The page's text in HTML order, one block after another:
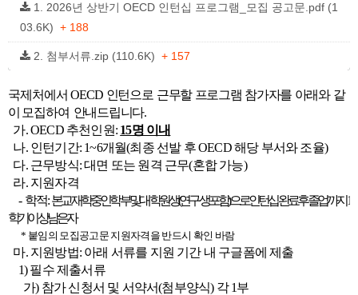
1. 2026년 상반기 OECD 인턴십 프로그램_모집 공고문.pdf (1
03.6K) + 188
2. 첨부서류.zip (110.6K) + 157
국제처에서 OECD 인턴으로 근무할 프로그램 참가자를 아래와 같
이 모집하여 안내드립니다.
가. OECD 추천인원: 15명 이내
나. 인턴기간: 1~6개월(최종 선발 후 OECD 해당 부서와 조율)
다. 근무방식: 대면 또는 원격 근무(혼합 가능)
라. 지원자격
- 학적:본교 재학중인 학부 및 대학원생(연구생 포함)으로 인턴십 완료 후 졸업까지 1
학기 이상 남은 자
* 붙임의 모집공고문 지원자격을 반드시 확인 바람
마. 지원방법: 아래 서류를 지원 기간 내 구글폼에 제출
1) 필수 제출서류
가) 참가 신청서 및 서약서(첨부양식) 각 1부